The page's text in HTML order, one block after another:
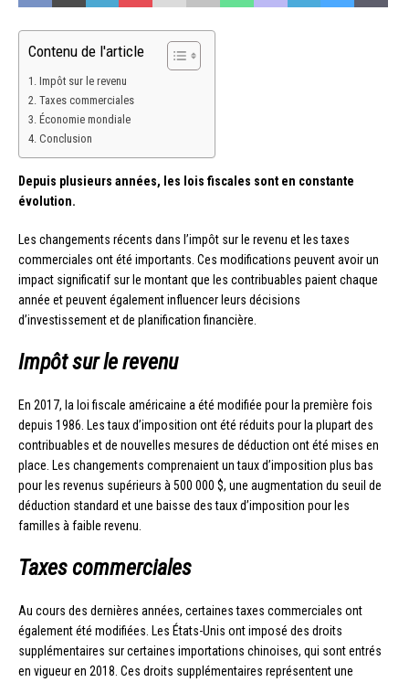
Contenu de l'article
Impôt sur le revenu
Taxes commerciales
Économie mondiale
Conclusion
Depuis plusieurs années, les lois fiscales sont en constante
évolution.
Les changements récents dans l’impôt sur le revenu et les taxes
commerciales ont été importants. Ces modifications peuvent avoir un
impact significatif sur le montant que les contribuables paient chaque
année et peuvent également influencer leurs décisions
d’investissement et de planification financière.
Impôt sur le revenu
En 2017, la loi fiscale américaine a été modifiée pour la première fois
depuis 1986. Les taux d’imposition ont été réduits pour la plupart des
contribuables et de nouvelles mesures de déduction ont été mises en
place. Les changements comprenaient un taux d’imposition plus bas
pour les revenus supérieurs à 500 000 $, une augmentation du seuil de
déduction standard et une baisse des taux d’imposition pour les
familles à faible revenu.
Taxes commerciales
Au cours des dernières années, certaines taxes commerciales ont
également été modifiées. Les États-Unis ont imposé des droits
supplémentaires sur certaines importations chinoises, qui sont entrés
en vigueur en 2018. Ces droits supplémentaires représentent une